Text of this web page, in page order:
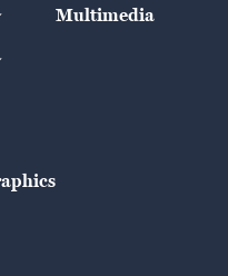
Multimedia